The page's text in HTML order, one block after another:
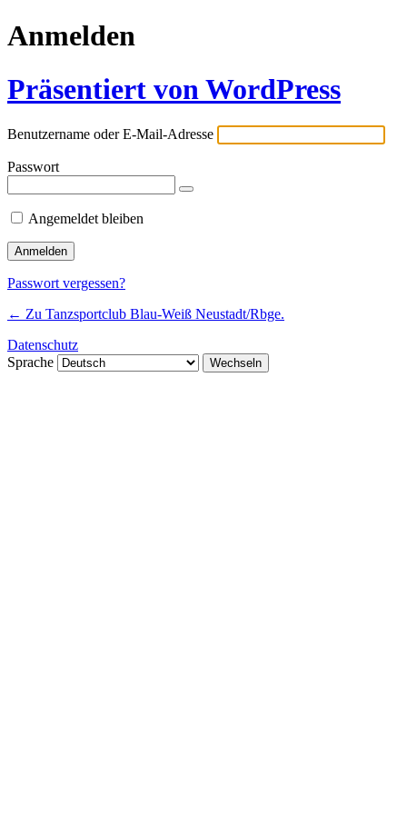
Anmelden
Präsentiert von WordPress
Benutzername oder E-Mail-Adresse
Passwort
Angemeldet bleiben
Passwort vergessen?
← Zu Tanzsportclub Blau-Weiß Neustadt/Rbge.
Datenschutz
Sprache